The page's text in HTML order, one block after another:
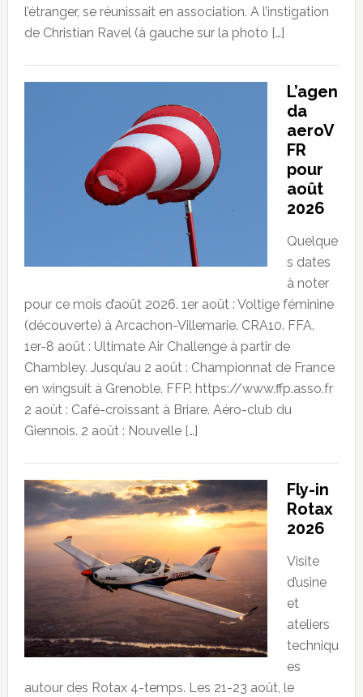
l’étranger, se réunissait en association. A l’instigation
de Christian Ravel (à gauche sur la photo […]
L’agen
da
aeroV
FR
pour
août
2026
Quelque
s dates
à noter
pour ce mois d’août 2026. 1er août : Voltige féminine
(découverte) à Arcachon-Villemarie. CRA10. FFA.
1er-8 août : Ultimate Air Challenge à partir de
Chambley. Jusqu’au 2 août : Championnat de France
en wingsuit à Grenoble. FFP. https://www.ffp.asso.fr
2 août : Café-croissant à Briare. Aéro-club du
Giennois. 2 août : Nouvelle […]
Fly-in
Rotax
2026
Visite
d’usine
et
ateliers
techniqu
es
autour des Rotax 4-temps. Les 21-23 août, le